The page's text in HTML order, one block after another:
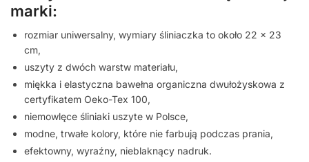
marki:
rozmiar uniwersalny, wymiary śliniaczka to około 22 x 23
cm,
uszyty z dwóch warstw materiału,
miękka i elastyczna bawełna organiczna dwułożyskowa z
certyfikatem Oeko-Tex 100,
niemowlęce śliniaki uszyte w Polsce,
modne, trwałe kolory, które nie farbują podczas prania,
efektowny, wyraźny, nieblaknący nadruk.